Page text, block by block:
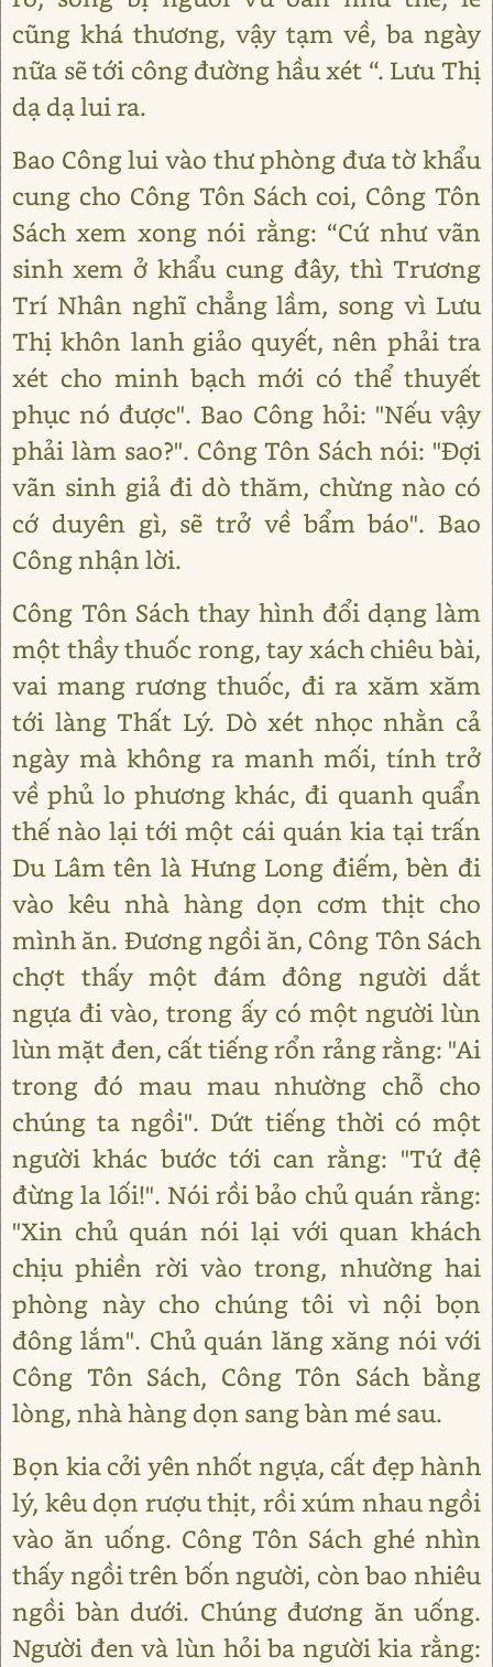
cũng khá thương, vậy tạm về, ba ngày
nữa sẽ tới công đường hầu xét “. Lưu Thị
dạ dạ lui ra.
Bao Công lui vào thư phòng đưa tờ khẩu
cung cho Công Tôn Sách coi, Công Tôn
Sách xem xong nói rằng: “Cứ như vãn
sinh xem ở khẩu cung đây, thì Trương
Trí Nhân nghĩ chẳng lầm, song vì Lưu
Thị khôn lanh giảo quyết, nên phải tra
xét cho minh bạch mới có thể thuyết
phục nó được". Bao Công hỏi: "Nếu vậy
phải làm sao?". Công Tôn Sách nói: "Đợi
vãn sinh giả đi dò thăm, chừng nào có
cớ duyên gì, sẽ trở về bẩm báo". Bao
Công nhận lời.
Công Tôn Sách thay hình đổi dạng làm
một thầy thuốc rong, tay xách chiêu bài,
vai mang rương thuốc, đi ra xăm xăm
tới làng Thất Lý. Dò xét nhọc nhằn cả
ngày mà không ra manh mối, tính trở
về phủ lo phương khác, đi quanh quẩn
thế nào lại tới một cái quán kia tại trấn
Du Lâm tên là Hưng Long điếm, bèn đi
vào kêu nhà hàng dọn cơm thịt cho
mình ăn. Đương ngồi ăn, Công Tôn Sách
chợt thấy một đám đông người dắt
ngựa đi vào, trong ấy có một người lùn
lùn mặt đen, cất tiếng rổn rảng rằng: "Ai
trong đó mau mau nhường chỗ cho
chúng ta ngồi". Dứt tiếng thời có một
người khác bước tới can rằng: "Tứ đệ
đừng la lối!". Nói rồi bảo chủ quán rằng:
"Xin chủ quán nói lại với quan khách
chịu phiền rời vào trong, nhường hai
phòng này cho chúng tôi vì nội bọn
đông lắm". Chủ quán lăng xăng nói với
Công Tôn Sách, Công Tôn Sách bằng
lòng, nhà hàng dọn sang bàn mé sau.
Bọn kia cởi yên nhốt ngựa, cất đẹp hành
lý, kêu dọn rượu thịt, rồi xúm nhau ngồi
vào ăn uống. Công Tôn Sách ghé nhìn
thấy ngồi trên bốn người, còn bao nhiêu
ngồi bàn dưới. Chúng đương ăn uống.
Người đen và lùn hỏi ba người kia rằng: